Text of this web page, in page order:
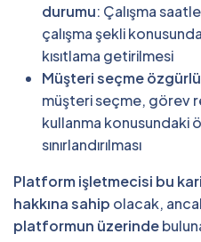
durumu: Çalışma
çalışma şekli
kısıtlama getirilmesi
Müşteri seçme
müşteri seçme, görev
kullanma konusundaki
sınırlandırılması
Platform işletmecisi bu
hakkına sahip olacak,
platformun üzerinde